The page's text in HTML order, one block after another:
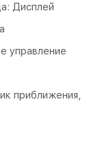
Дисплей
управление
приближения,